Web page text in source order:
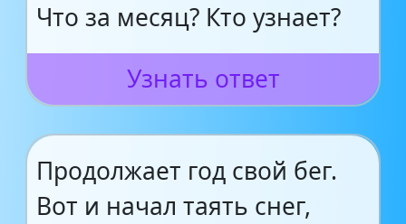
Что за месяц? Кто узнает?
Узнать ответ
Продолжает год свой бег.
Вот и начал таять снег,